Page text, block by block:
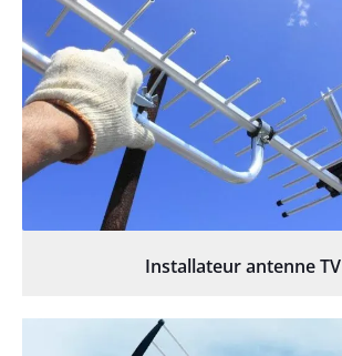
Installateur antenne TV